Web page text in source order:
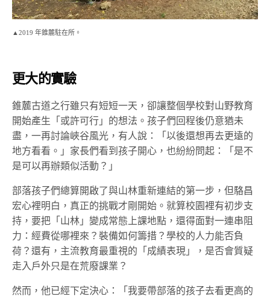
▲2019 年錐麓駐在所。
更大的實驗
錐麓古道之行雖只有短短一天，卻讓整個學校對山野教育
開始產生「或許可行」的想法。孩子們回程後仍意猶未
盡，一再討論峽谷風光，有人說：「以後還想再去更遠的
地方看看。」家長們看到孩子開心，也紛紛問起：「是不
是可以再辦類似活動？」
部落孩子們總算開啟了與山林重新連結的第一步， 但駱昌
宏心裡明白，真正的挑戰才剛開始。就算校園裡有初步支
持，要把「山林」變成常態上課地點，還得面對一連串阻
力：經費從哪裡來？裝備如何籌措？ 學校的人力能否負
荷？ 還有，主流教育最重視的 「 成績表現 」， 是否會質疑
走入戶外只是在荒廢課業？
然而，他已經下定決心：「我要帶部落的孩子去看更高的